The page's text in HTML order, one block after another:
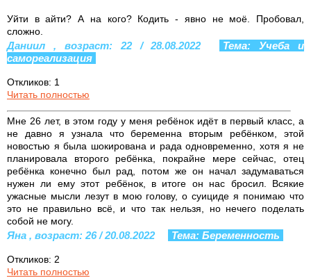
Уйти в айти? А на кого? Кодить - явно не моё. Пробовал,
сложно.
Даниил , возраст: 22 / 28.08.2022
Тема: Учеба и
самореализация
Откликов: 1
Читать полностью
Мне 26 лет, в этом году у меня ребёнок идёт в первый класс, а
не давно я узнала что беременна вторым ребёнком, этой
новостью я была шокирована и рада одновременно, хотя я не
планировала второго ребёнка, покрайне мере сейчас, отец
ребёнка конечно был рад, потом же он начал задумаваться
нужен ли ему этот ребёнок, в итоге он нас бросил. Всякие
ужасные мысли лезут в мою голову, о суициде я понимаю что
это не правильно всё, и что так нельзя, но нечего поделать
собой не могу.
Яна , возраст: 26 / 20.08.2022 Тема: Беременность
Откликов: 2
Читать полностью